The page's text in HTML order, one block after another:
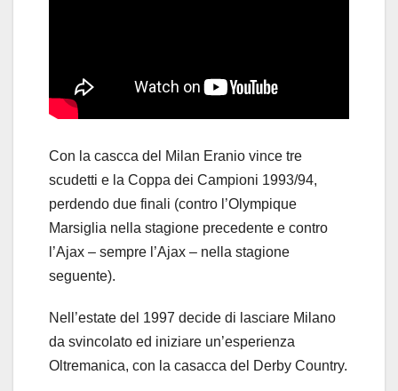
Con la cascca del Milan Eranio vince tre
scudetti e la Coppa dei Campioni 1993/94,
perdendo due finali (contro l’Olympique
Marsiglia nella stagione precedente e contro
l’Ajax – sempre l’Ajax – nella stagione
seguente).
Nell’estate del 1997 decide di lasciare Milano
da svincolato ed iniziare un’esperienza
Oltremanica, con la casacca del Derby Country.